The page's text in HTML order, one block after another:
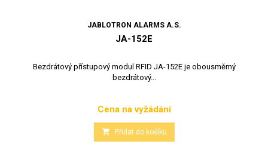
JABLOTRON ALARMS A.S.
JA-152E
Bezdrátový přístupový modul RFID JA-152E je obousměrný
bezdrátový...
Cena
Cena na vyžádání
 Přidat do košíku